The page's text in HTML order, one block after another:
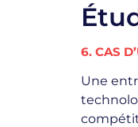
6. CAS
Une